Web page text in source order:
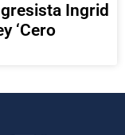
Ingrid
‘Cero